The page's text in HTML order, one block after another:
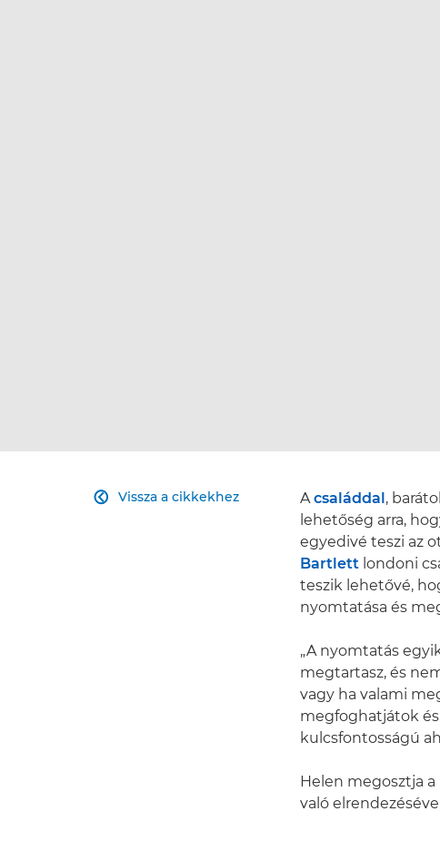
Vissza a cikkekhez
 Acsaláddal,
lehetőség arra,
egyedivé teszi az
Bartlett londoni
teszik lehetővé,
nyomtatása és
„A nyomtatás
megtartasz, és
vagy ha valami
megfoghatjátok
kulcsfontosságú
Helen megosztja
való